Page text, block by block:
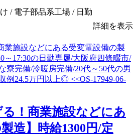
/ 電子部品系工場 / 日勤
詳細を表示
る！商業施設などにあ
造】時給1300円/定